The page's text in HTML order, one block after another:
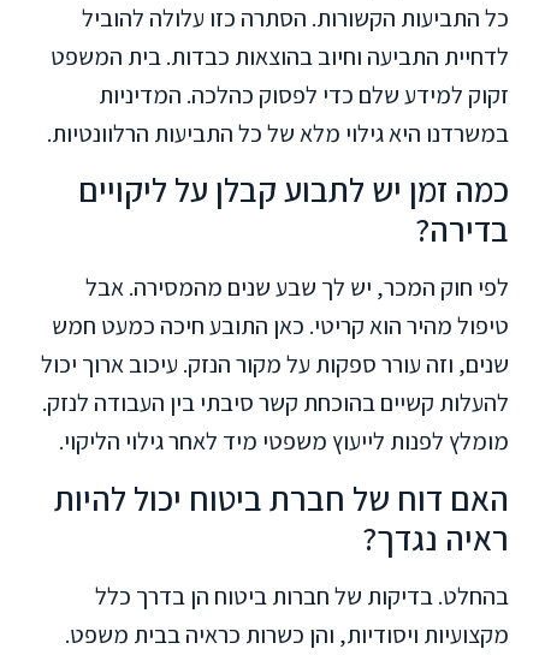
כל התביעות הקשורות. הסתרה כזו עלולה להוביל
לדחיית התביעה וחיוב בהוצאות כבדות. בית המשפט
זקוק למידע שלם כדי לפסוק כהלכה. המדיניות
במשרדנו היא גילוי מלא של כל התביעות הרלוונטיות.
כמה זמן יש לתבוע קבלן על ליקויים
בדירה?
לפי חוק המכר, יש לך שבע שנים מהמסירה. אבל
טיפול מהיר הוא קריטי. כאן התובע חיכה כמעט חמש
שנים, וזה עורר ספקות על מקור הנזק. עיכוב ארוך יכול
להעלות קשיים בהוכחת קשר סיבתי בין העבודה לנזק.
מומלץ לפנות לייעוץ משפטי מיד לאחר גילוי הליקוי.
האם דוח של חברת ביטוח יכול להיות
ראיה נגדך?
בהחלט. בדיקות של חברות ביטוח הן בדרך כלל
מקצועיות ויסודיות, והן כשרות כראיה בבית משפט.